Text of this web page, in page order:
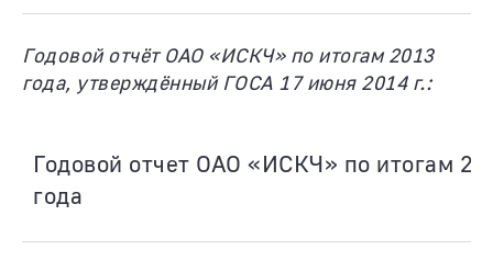
Годовой отчёт ОАО «ИСКЧ» по итогам 2013
года, утверждённый ГОСА 17 июня 2014 г.:
Годовой отчет ОАО «ИСКЧ» по итогам
года